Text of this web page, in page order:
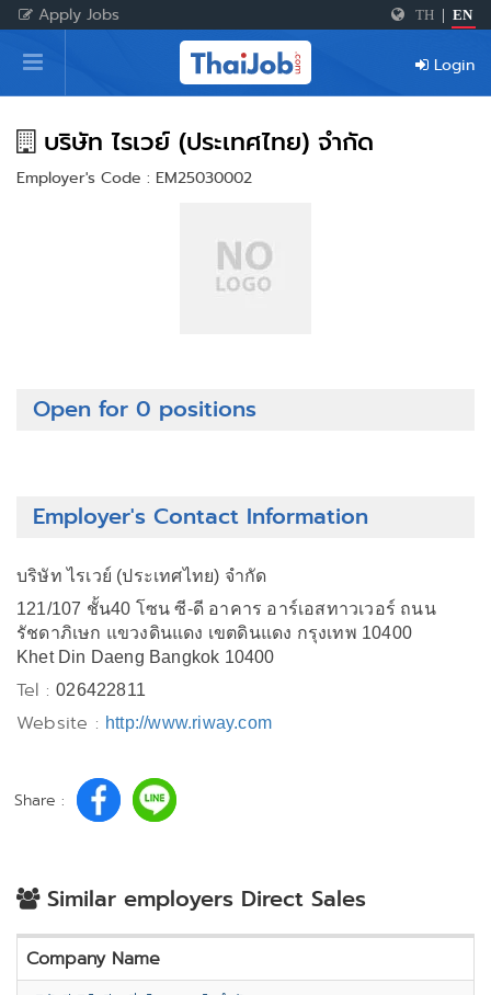
Apply Jobs TH EN
Home
Login
Register
Login
บริษัท ไรเวย์ (ประเทศไทย) จำกัด
Employer's Code : EM25030002
Open for 0 positions
Employer's Contact Information
บริษัท ไรเวย์ (ประเทศไทย) จำกัด
121/107 ชั้น40 โซน ซี-ดี อาคาร อาร์เอสทาวเวอร์ ถนน
รัชดาภิเษก แขวงดินแดง เขตดินแดง กรุงเทพ 10400
Khet Din Daeng Bangkok 10400
Tel :026422811
Website : http://www.riway.com
Share :
Similar employers Direct Sales
Company Name